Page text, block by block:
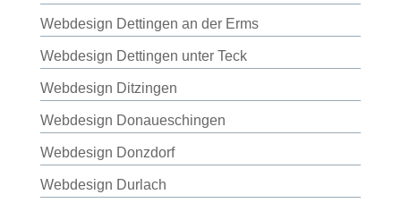
Webdesign Dettingen an der Erms
Webdesign Dettingen unter Teck
Webdesign Ditzingen
Webdesign Donaueschingen
Webdesign Donzdorf
Webdesign Durlach